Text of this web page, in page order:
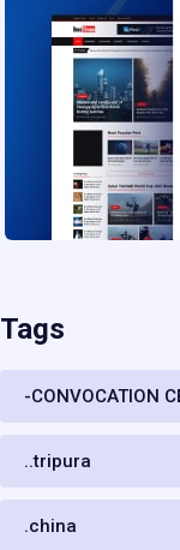
Tags
-CONVOCATION
..tripura
.china